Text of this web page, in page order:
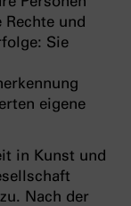
und
Sie
eigene
in Kunst und
Nach der